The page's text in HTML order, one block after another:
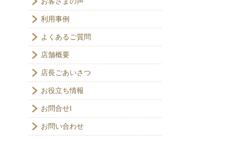
利用事例
よくあるご質問
店舗概要
店長ごあいさつ
お役立ち情報
お問合せ1
お問い合わせ